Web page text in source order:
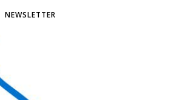
NEWSLETTER